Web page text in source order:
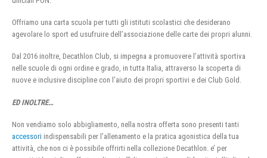
Offriamo una carta scuola per tutti gli istituti scolastici che desiderano
agevolare lo sport ed usufruire dell’associazione delle carte dei propri alunni.
Dal 2016 inoltre, Decathlon Club, si impegna a promuovere l’attività sportiva
nelle scuole di ogni ordine e grado, in tutta Italia, attraverso la scoperta di
nuove e inclusive discipline con l’aiuto dei propri sportivi e dei Club Gold.
ED INOLTRE…
Non vendiamo solo abbigliamento, nella nostra offerta sono presenti tanti
accessori indispensabili per l’allenamento e la pratica agonistica della tua
attività, che non ci è possibile offrirti nella collezione Decathlon. e’ per